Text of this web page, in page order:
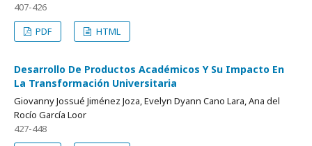
407-426
PDF
HTML
Desarrollo De Productos Académicos Y Su Impacto En
La Transformación Universitaria
Giovanny Jossué Jiménez Joza, Evelyn Dyann Cano Lara, Ana del
Rocío García Loor
427-448